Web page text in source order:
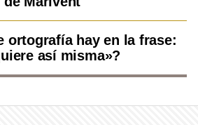
ortografía hay en la frase:
así misma»?